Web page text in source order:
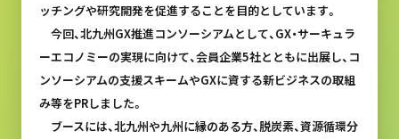
ッチングや研究開発を促進することを目的としています。
今回、北九州GX推進コンソーシアムとして、GX・サーキュラ
ーエコノミーの実現に向けて、会員企業5社とともに出展し、コ
ンソーシアムの支援スキームやGXに資する新ビジネスの取組
み等をPRしました。
ブースには、北九州や九州に縁のある方、脱炭素、資源循環分